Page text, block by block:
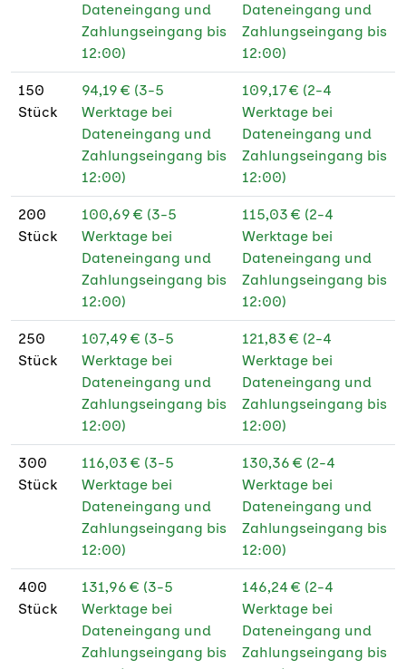
Dateneingang und
Zahlungseingang bis
12:00)
Dateneingang und
Zahlungseingang bis
12:00)
150
Stück
94,19 € (3-5
Werktage bei
Dateneingang und
Zahlungseingang bis
12:00)
109,17 € (2-4
Werktage bei
Dateneingang und
Zahlungseingang bis
12:00)
200
Stück
100,69 € (3-5
Werktage bei
Dateneingang und
Zahlungseingang bis
12:00)
115,03 € (2-4
Werktage bei
Dateneingang und
Zahlungseingang bis
12:00)
250
Stück
107,49 € (3-5
Werktage bei
Dateneingang und
Zahlungseingang bis
12:00)
121,83 € (2-4
Werktage bei
Dateneingang und
Zahlungseingang bis
12:00)
300
Stück
116,03 € (3-5
Werktage bei
Dateneingang und
Zahlungseingang bis
12:00)
130,36 € (2-4
Werktage bei
Dateneingang und
Zahlungseingang bis
12:00)
400
Stück
131,96 € (3-5
Werktage bei
Dateneingang und
Zahlungseingang bis
146,24 € (2-4
Werktage bei
Dateneingang und
Zahlungseingang bis